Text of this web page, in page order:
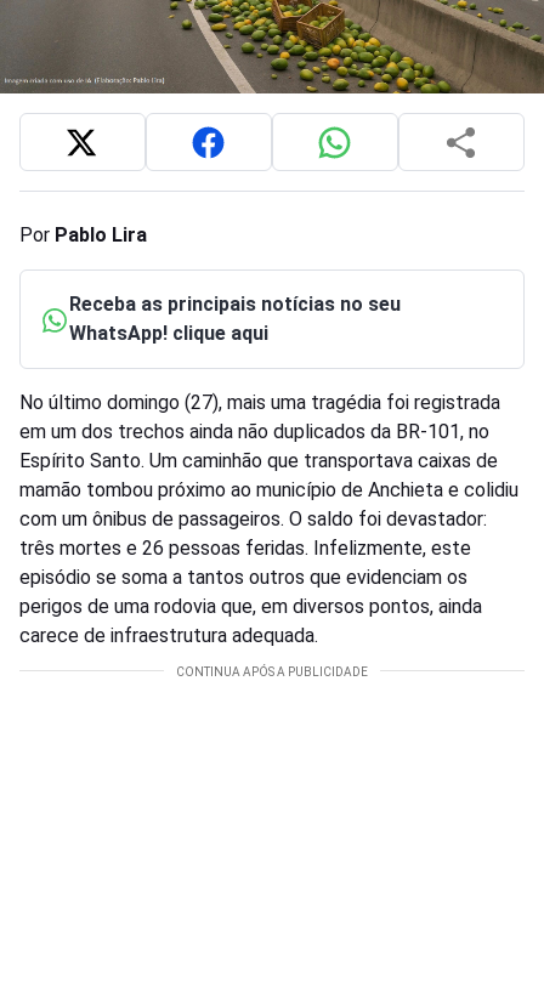
Por Pablo Lira
Receba as principais notícias no seu
WhatsApp! clique aqui
No último domingo (27), mais uma tragédia foi registrada
em um dos trechos ainda não duplicados da BR-101, no
Espírito Santo. Um caminhão que transportava caixas de
mamão tombou próximo ao município de Anchieta e colidiu
com um ônibus de passageiros. O saldo foi devastador:
três mortes e 26 pessoas feridas. Infelizmente, este
episódio se soma a tantos outros que evidenciam os
perigos de uma rodovia que, em diversos pontos, ainda
carece de infraestrutura adequada.